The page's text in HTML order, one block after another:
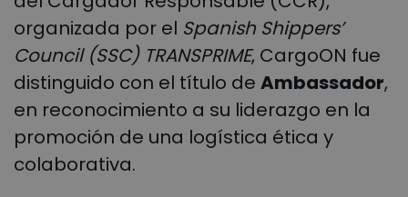
organizada por el Spanish Shippers’
Council (SSC) TRANSPRIME, CargoON fue
distinguido con el título de Ambassador,
en reconocimiento a su liderazgo en la
promoción de una logística ética y
colaborativa.